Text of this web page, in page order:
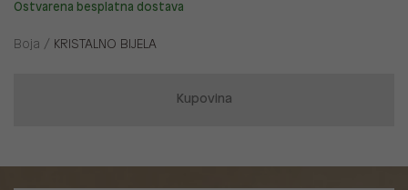
Ostvarena besplatna dostava
Boja / KRISTALNO BIJELA
Kupovina